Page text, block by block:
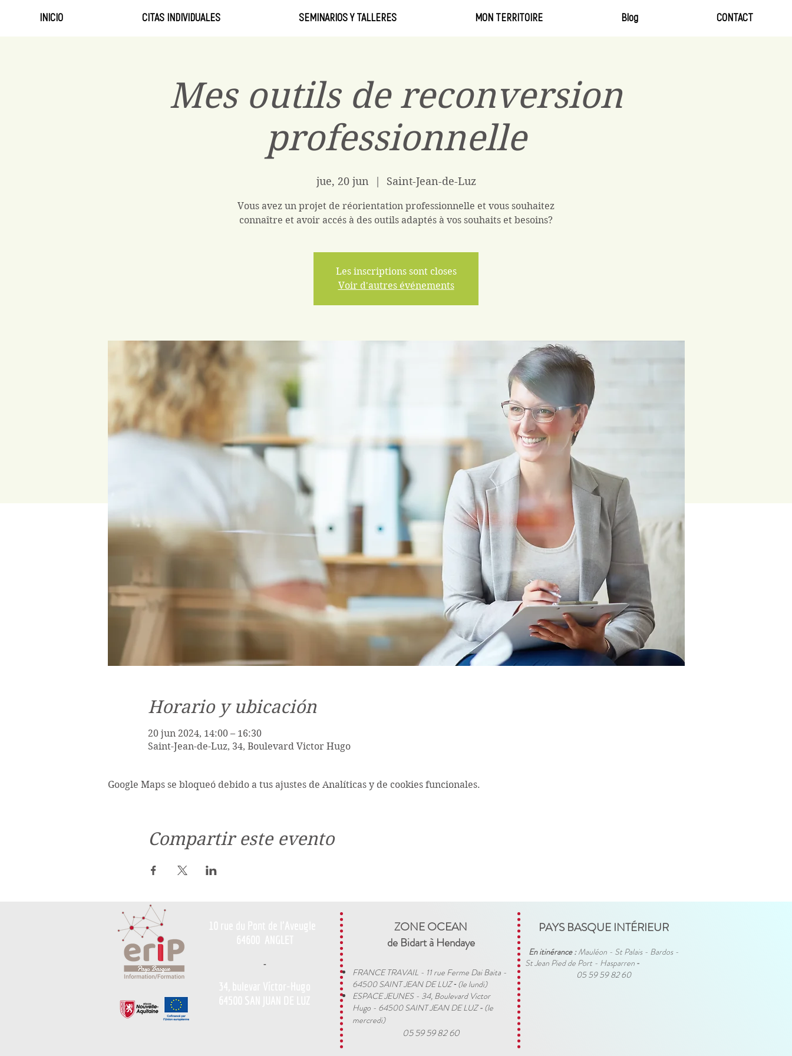
INICIO CITAS INDIVIDUALES SEMINARIOS Y TALLERES MON TERRITOIRE Blog CONTACT
Mes outils de reconversion
professionnelle
jue, 20 jun Saint-Jean-de-Luz
Vous avez un projet de réorientation professionnelle et vous souhaitez
connaître et avoir accés à des outils adaptés à vos souhaits et besoins?
Les inscriptions sont closes
Voir d'autres événements
Horario y ubicación
20 jun 2024, 14:00 – 16:30
Saint-Jean-de-Luz, 34, Boulevard Victor Hugo
Google Maps se bloqueó debido a tus ajustes de Analíticas y de cookies funcionales.
Compartir este evento
-
ZONE OCEAN
de Bidart à Hendaye​
FRANCE TRAVAIL - 11 rue Ferme Dai Baita -
64500 SAINT JEAN DE LUZ​ - (le lundi)
ESPACE JEUNES - 34, Boulevard Victor
Hugo - 64500 SAINT JEAN DE LUZ- (le
mercredi)
05 59 59 82 60
PAYS BASQUE INTÉRIEUR
En itinérance :Mauléon - St Palais - Bardos -
St Jean Pied de Port - Hasparren -
05 59 59 82 60